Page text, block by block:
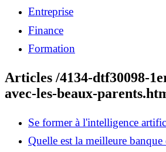
Entreprise
Finance
Formation
Articles /4134-dtf30098-
avec-les-beaux-
Se former à l'intelligence
Quelle est la meilleure